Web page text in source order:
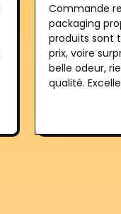
Commande
packaging
produits sont
prix, voire
belle odeur,
qualité.